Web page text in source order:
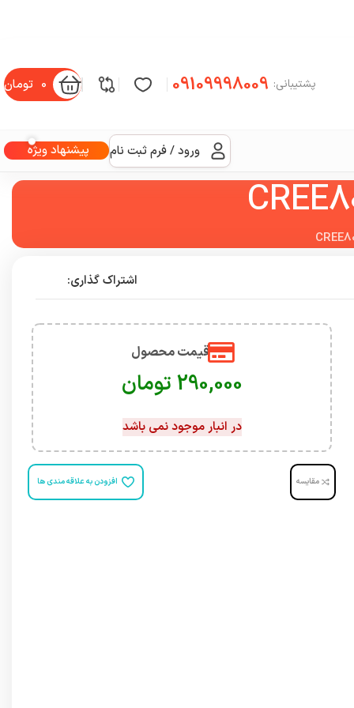
پشتیبانی: 09109998009
0 تومان
ورود / فرم ثبت نام پیشنهاد ویژه
اشتراک گذاری:
قیمت محصول
تومان
در انبار موجود نمی باشد
مقایسه افزودن به علاقه مندی ها